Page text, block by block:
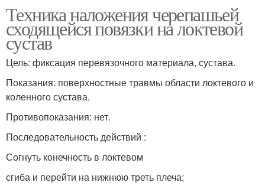
Техника наложения черепашьей
сходящейся повязки на локтевой
сустав
Цель: фиксация перевязочного материала, сустава.
Показания: поверхностные травмы области локтевого и
коленного сустава.
Противопоказания: нет.
Последовательность действий :
Согнуть конечность в локтевом
сгиба и перейти на нижнюю треть плеча;